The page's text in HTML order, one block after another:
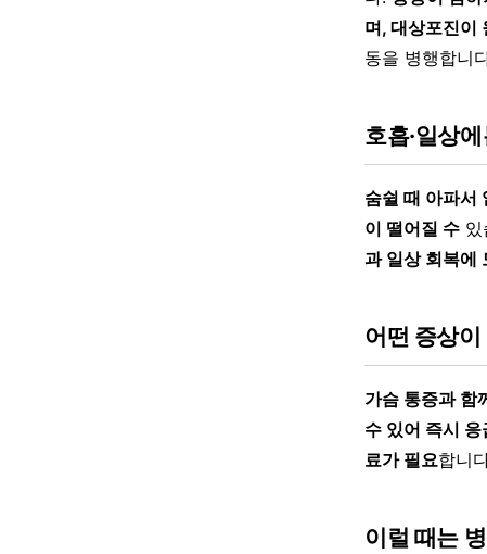
며, 대상포진이
동을 병행합니
호흡·일상
숨쉴 때 아파서
이 떨어질 수 있
과 일상 회복에
어떤 증상
가슴 통증과 함
수 있어 즉시
료가 필요합니
이럴 때는